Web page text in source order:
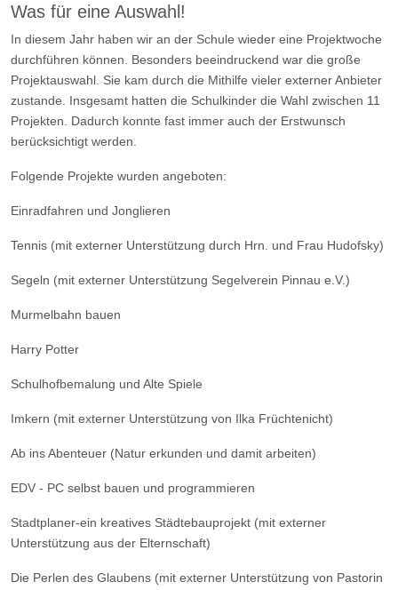
Was für eine Auswahl!
In diesem Jahr haben wir an der Schule wieder eine Projektwoche
durchführen können. Besonders beeindruckend war die große
Projektauswahl. Sie kam durch die Mithilfe vieler externer Anbieter
zustande. Insgesamt hatten die Schulkinder die Wahl zwischen 11
Projekten. Dadurch konnte fast immer auch der Erstwunsch
berücksichtigt werden.
Folgende Projekte wurden angeboten:
Einradfahren und Jonglieren
Tennis (mit externer Unterstützung durch Hrn. und Frau Hudofsky)
Segeln (mit externer Unterstützung Segelverein Pinnau e.V.)
Murmelbahn bauen
Harry Potter
Schulhofbemalung und Alte Spiele
Imkern (mit externer Unterstützung von Ilka Früchtenicht)
Ab ins Abenteuer (Natur erkunden und damit arbeiten)
EDV - PC selbst bauen und programmieren
Stadtplaner-ein kreatives Städtebauprojekt (mit externer
Unterstützung aus der Elternschaft)
Die Perlen des Glaubens (mit externer Unterstützung von Pastorin